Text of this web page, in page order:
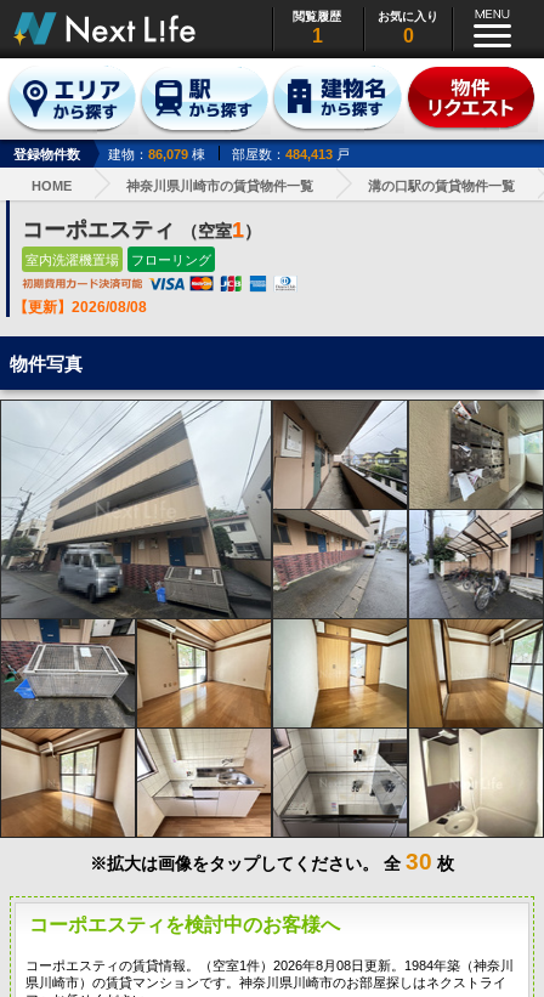
閲覧履歴
1
お気に入り
0
登録物件数 建物： 86,079 棟 部屋数： 484,413 戸
HOME 神奈川県川崎市の賃貸物件一覧 溝の口駅の賃貸物件一覧
コーポエスティ （空室1）
室内洗濯機置場 フローリング
【更新】2026/08/08
物件写真
※拡大は画像をタップしてください。 全 30 枚
コーポエスティを検討中のお客様へ
コーポエスティの賃貸情報。（空室1件）2026年8月08日更新。1984年築（神奈川
県川崎市）の賃貸マンションです。神奈川県川崎市のお部屋探しはネクストライ